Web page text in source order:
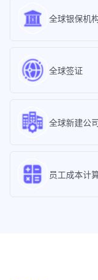
全球银保机
全球签证
全球新建公
员工成本计